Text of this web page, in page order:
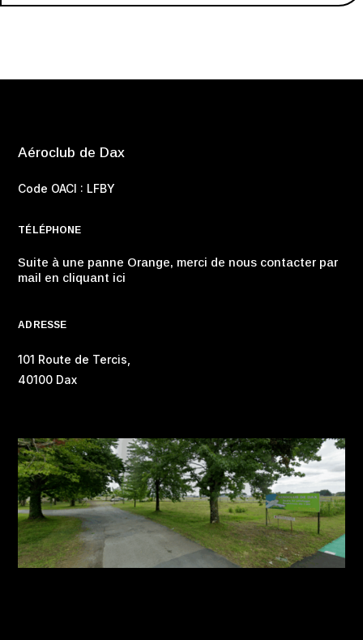
Aéroclub de Dax
Code OACI : LFBY
TÉLÉPHONE
Suite à une panne Orange, merci de nous contacter par
mail en cliquant ici
ADRESSE
101 Route de Tercis,
40100 Dax